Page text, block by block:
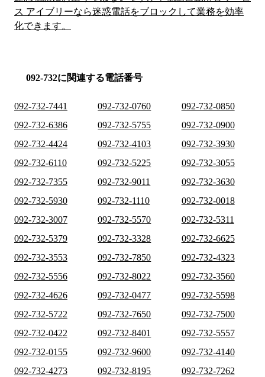
ス アイブリーなら迷惑電話をブロックして業務を効率
化できます。
092-732に関連する電話番号
092-732-7441 092-732-0760
092-732-0850
092-732-6386
092-732-5755
092-732-0900
092-732-4424
092-732-4103
092-732-3930
092-732-6110
092-732-5225
092-732-3055
092-732-7355
092-732-9011
092-732-3630
092-732-5930
092-732-1110
092-732-0018
092-732-3007
092-732-5570
092-732-5311
092-732-5379
092-732-3328
092-732-6625
092-732-3553
092-732-7850
092-732-4323
092-732-5556
092-732-8022
092-732-3560
092-732-4626
092-732-0477
092-732-5598
092-732-5722
092-732-7650
092-732-7500
092-732-0422
092-732-8401
092-732-5557
092-732-0155
092-732-9600
092-732-4140
092-732-4273
092-732-8195
092-732-7262